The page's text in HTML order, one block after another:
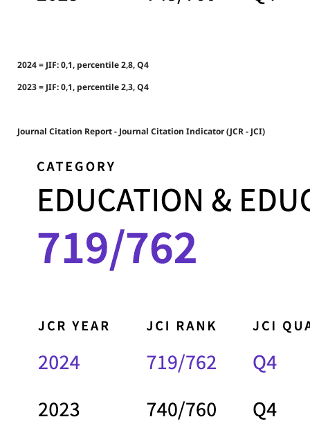
2024 = JIF: 0,1, percentile 2,8, Q4
2023 = JIF: 0,1, percentile 2,3, Q4
Journal Citation Report - Journal Citation Indicator (JCR - JCI)